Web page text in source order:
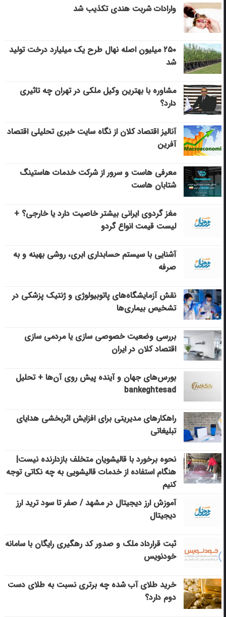
وارادات شربت هندی تکذیب شد
۲۵۰ میلیون اصله نهال طرح یک میلیارد درخت تولید
شد
مشاوره با بهترین وکیل ملکی در تهران چه تاثیری
دارد؟
آنالیز اقتصاد کلان از نگاه سایت خبری تحلیلی اقتصاد
آفرین
معرفی هاست و سرور از شرکت خدمات هاستینگ
شتابان هاست
مغز گردوی ایرانی بیشتر خاصیت دارد یا خارجی؟ +
لیست قیمت انواع گردو
آشنایی با سیستم حسابداری ابری، روشی بهینه و به
صرفه
نقش آزمایشگاه‌های پاتوبیولوژی و ژنتیک پزشکی در
تشخیص بیماری‌ها
بررسی وضعیت خصوصی سازی یا مردمی سازی
اقتصاد کلان در ایران
بورس‌های جهان و آینده پیش روی آن‌ها + تحلیل
bankeghtesad
راهکارهای مدیریتی برای افزایش اثربخشی هدایای
تبلیغاتی
نحوه برخورد با قالیشویان متخلف بازدارنده نیست|
هنگام استفاده از خدمات قالیشویی به چه نکاتی توجه
کنیم
آموزش ارز دیجیتال در مشهد / صفر تا سود ترید ارز
دیجیتال
ثبت قرارداد ملک و صدور کد رهگیری رایگان با سامانه
خودنویس
خرید طلای آب شده چه برتری نسبت به طلای دست
دوم دارد؟